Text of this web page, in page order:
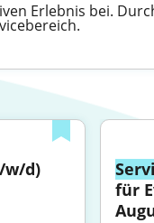
Erlebnis bei.
w/d)
für